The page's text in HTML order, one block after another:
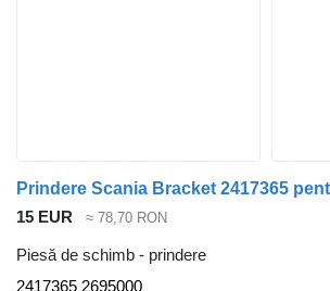
15 EUR ≈ 78,70 RON
Piesă de schimb - prindere
2417365 2695000